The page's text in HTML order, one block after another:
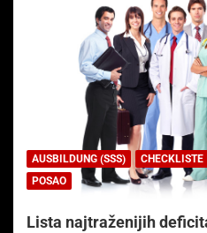
AUSBILDUNG (SSS) CHECKLISTE
POSAO
Lista najtraženijih